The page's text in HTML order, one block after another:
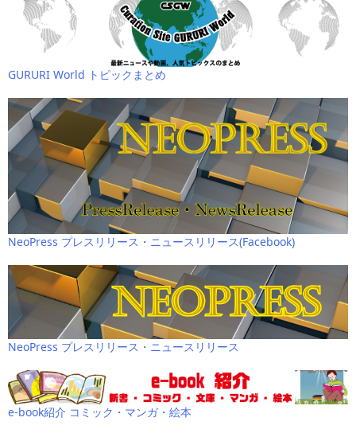
GURURI World トピックまとめ
NeoPress プレスリリース・ニュースリリース(Facebook)
NeoPress プレスリリース・ニュースリリース
e-book紹介 コミック・マンガ・絵本